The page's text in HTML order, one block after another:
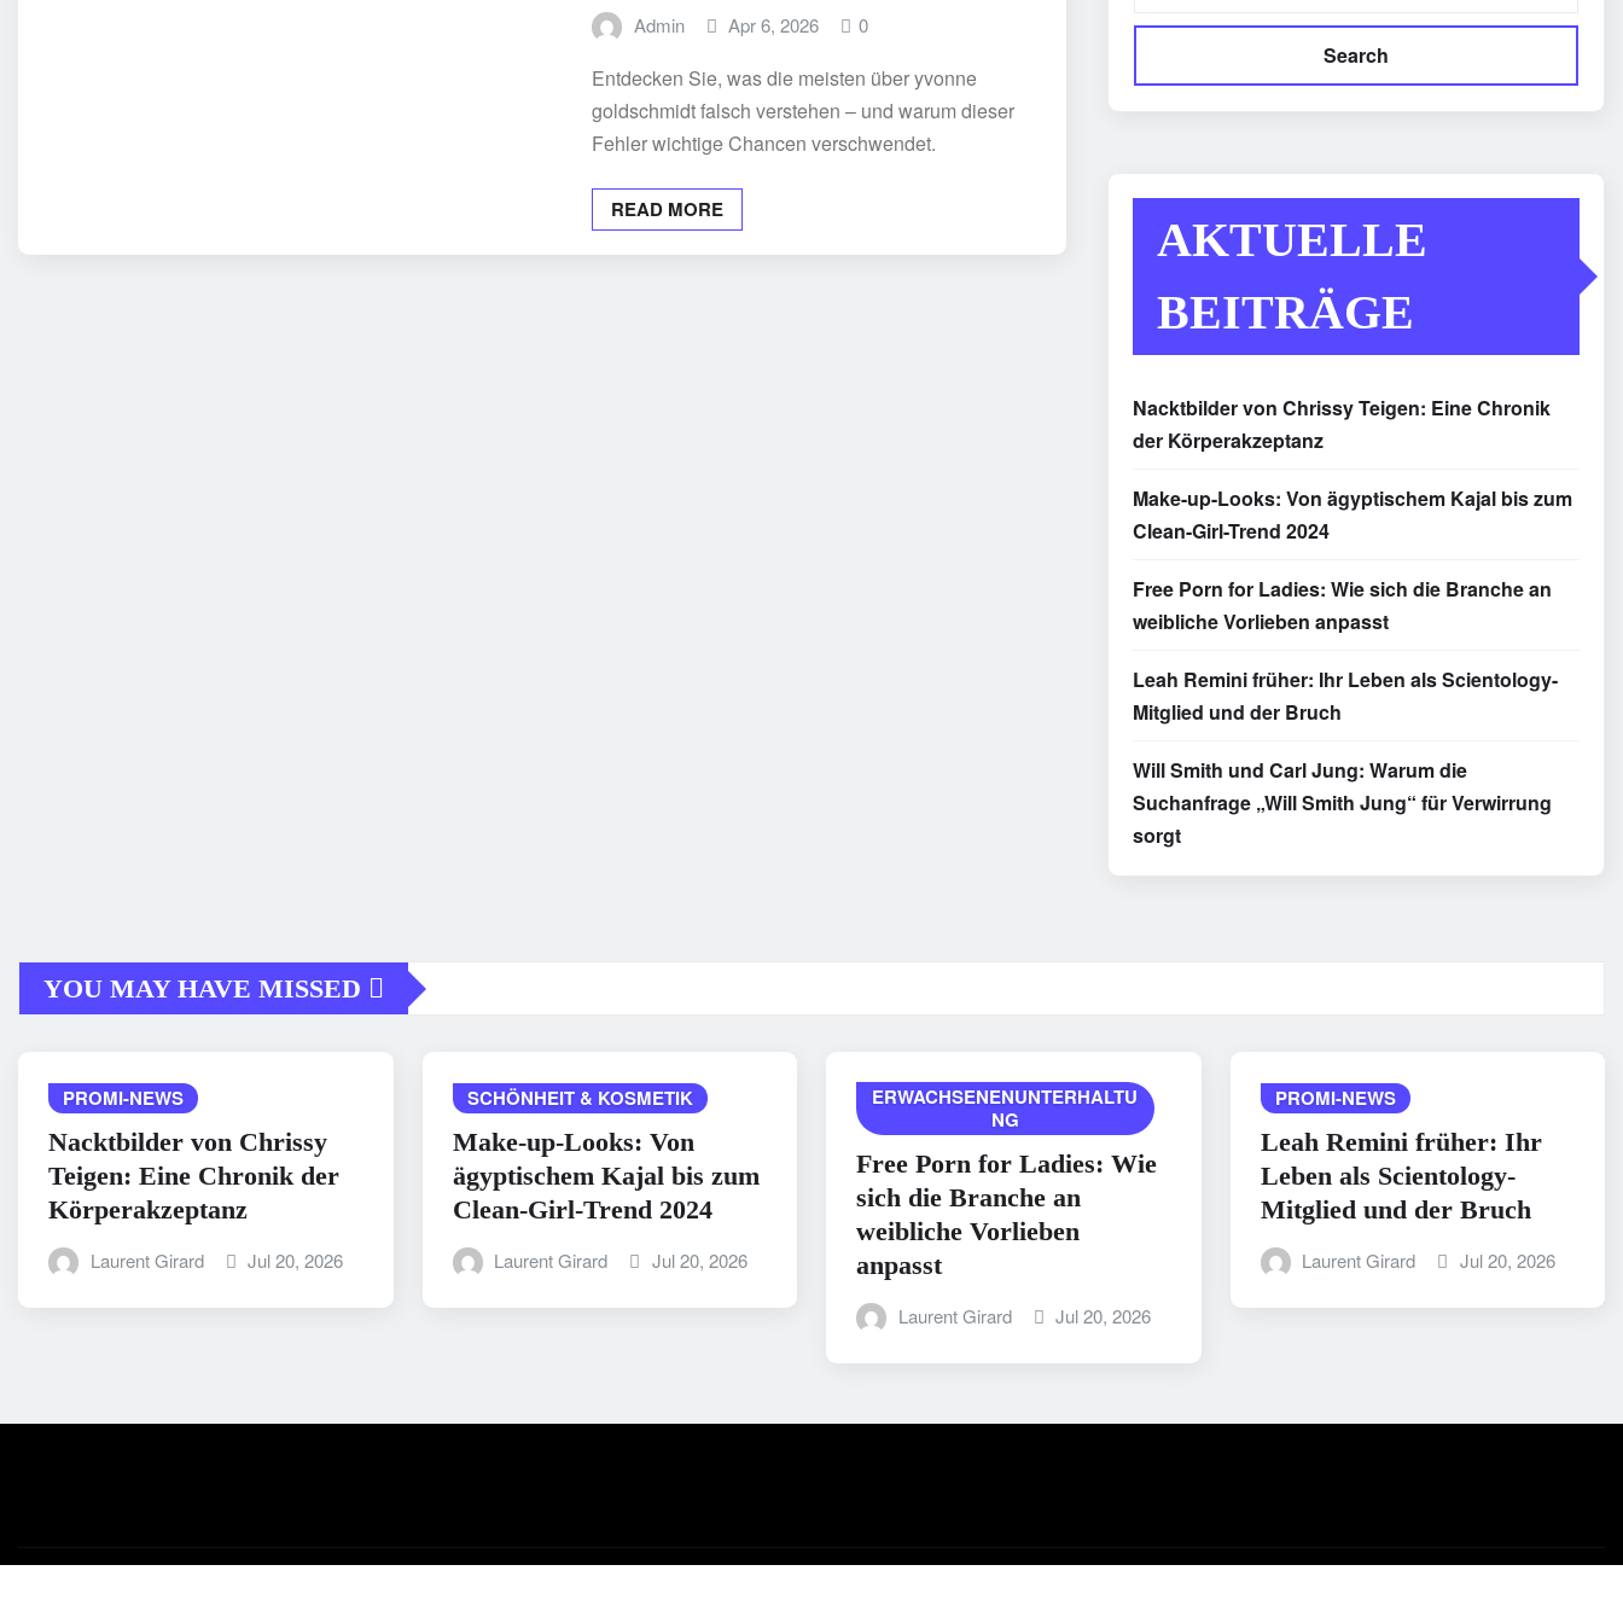
Admin Apr 6, 2026 0
Entdecken Sie, was die meisten über yvonne
goldschmidt falsch verstehen – und warum dieser
Fehler wichtige Chancen verschwendet.
READ MORE
Search
AKTUELLE
BEITRÄGE
Nacktbilder von Chrissy Teigen: Eine Chronik
der Körperakzeptanz
Make-up-Looks: Von ägyptischem Kajal bis zum
Clean-Girl-Trend 2024
Free Porn for Ladies: Wie sich die Branche an
weibliche Vorlieben anpasst
Leah Remini früher: Ihr Leben als Scientology-
Mitglied und der Bruch
Will Smith und Carl Jung: Warum die
Suchanfrage „Will Smith Jung“ für Verwirrung
sorgt
YOU MAY HAVE MISSED
PROMI-NEWS
Nacktbilder von Chrissy
Teigen: Eine Chronik der
Körperakzeptanz
Laurent Girard Jul 20, 2026
SCHÖNHEIT & KOSMETIK
Make-up-Looks: Von
ägyptischem Kajal bis zum
Clean-Girl-Trend 2024
Laurent Girard Jul 20, 2026
ERWACHSENENUNTERHALTU
NG
Free Porn for Ladies: Wie
sich die Branche an
weibliche Vorlieben
anpasst
Laurent Girard Jul 20, 2026
PROMI-NEWS
Leah Remini früher: Ihr
Leben als Scientology-
Mitglied und der Bruch
Laurent Girard Jul 20, 2026